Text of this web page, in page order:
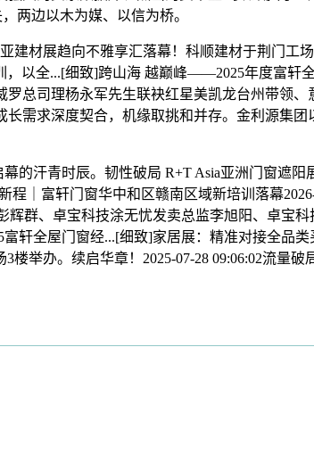
两边以木为媒、以信为桥。
材展趋向不雅享汇落幕！科顺建材于荆门工
，以全...[细致]跨山海 越巅峰——2025年度富轩
总司理杨永军先生联袂红星美凯龙台州带领、
需求深度契合，机缘取挑和并存。金利源集团
汗青时辰。韧性破局 R+T Asia亚洲门窗遮阳
程｜富轩门窗华中和区赣南区域新培训落幕
辉群、卓宝科技涂无忧发卖总监李旭阳、卓宝
轩全屋门窗经...[细致]家居展：精准对接全品
举办。续启华章！2025-07-28 09:06:02流量破